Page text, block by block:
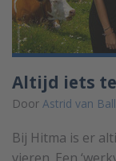
Altijd iets
Door Astrid van
Bij Hitma is er